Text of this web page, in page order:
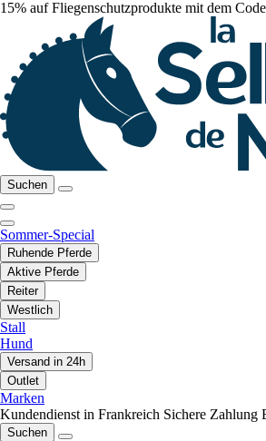
15% auf Fliegenschutzprodukte mit dem
Suchen
Sommer-Special
Ruhende Pferde
Aktive Pferde
Reiter
Westlich
Stall
Hund
Versand in 24h
Outlet
Marken
Kundendienst in Frankreich Sichere Zahlung
Suchen